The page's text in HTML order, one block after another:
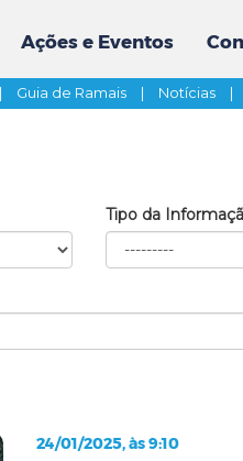
Ações e Eventos
| Guia de Ramais | Notícias |
Tipo da
24/01/2025, às 9:10